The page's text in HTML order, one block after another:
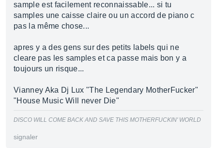
sample est facilement reconnaissable... si tu
samples une caisse claire ou un accord de piano c
pas la même chose...
apres y a des gens sur des petits labels qui ne
cleare pas les samples et ca passe mais bon y a
toujours un risque...
Vianney Aka Dj Lux "The Legendary MotherFucker"
"House Music Will never Die"
DISCO WILL COME BACK AND SAVE THIS MOTHERFUCKIN' WORLD
signaler